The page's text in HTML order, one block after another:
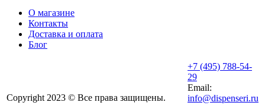
О магазине
Контакты
Доставка и оплата
Блог
Copyright 2023 © Все права защищены.
+7 (495) 788-54-
29
Email:
info@dispenseri.ru